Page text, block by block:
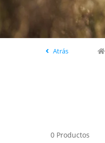
Atrás
0 Productos